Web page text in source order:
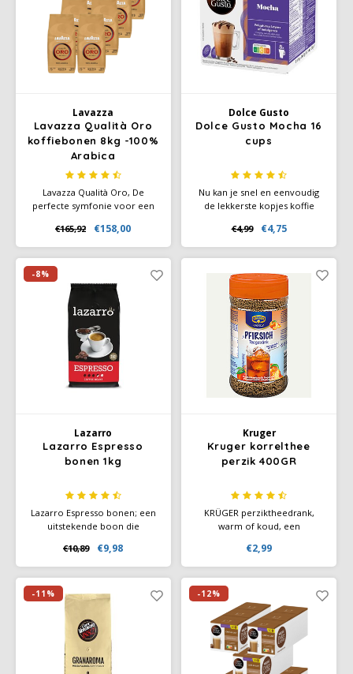
Lavazza
Lavazza Qualità Oro
koffiebonen 8kg -100%
Arabica
Lavazza Qualità Oro, De
perfecte symfonie voor een
smaak. 100% Arabica bonen.
Na bereiding heeft uw koffie
een warme kleur en een
gouden crème. Het
bloemachtige aroma met
ietwat fruitige noten en
honing tint.
€165,92 €158,00
Dolce Gusto
Dolce Gusto Mocha 16
cups
Nu kan je snel en eenvoudig
de lekkerste kopjes koffie
pure en authentieke smaak
met de nieuwe Koffiecapsules
Nescafé Dolce Gusto
€4,99 €4,75
-8%
Lazarro
Lazarro Espresso
bonen 1kg
Lazarro Espresso bonen; een
uitstekende boon die
bereiding van espresso, maar
ook als lungo koffie kan
worden gedronken.
€10,89 €9,98
Kruger
Kruger korrelthee
perzik 400GR
KRÜGER perziktheedrank,
warm of koud, een
gelegenheid. Het genoemde
artikel bevat geen allergeen
volgens de wettelijke
voorschriften van de EU.
€2,99
-11% -12%